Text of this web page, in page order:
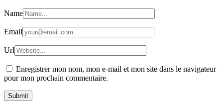
Name
Email
Url
Enregistrer mon nom, mon e-mail et mon site dans le navigateur
pour mon prochain commentaire.